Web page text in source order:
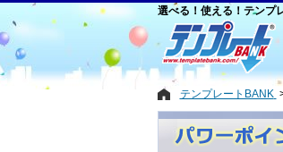
選べる！使える！テンプ
テンプレートBANK